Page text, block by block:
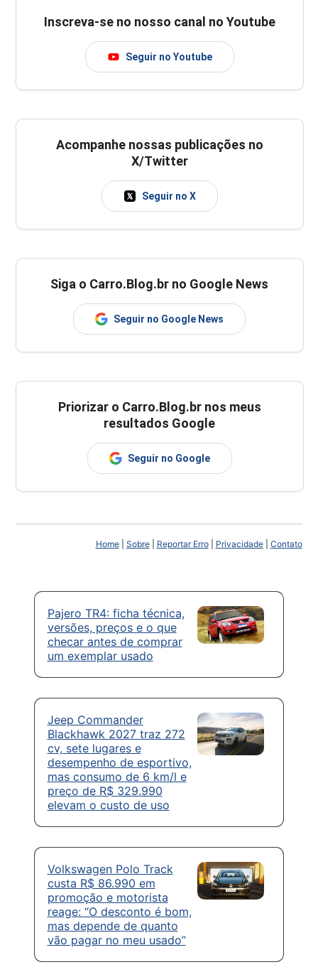
Inscreva-se no nosso canal no Youtube
Seguir no Youtube
Acompanhe nossas publicações no
X/Twitter
Seguir no X
Siga o Carro.Blog.br no Google News
Seguir no Google News
Priorizar o Carro.Blog.br nos meus
resultados Google
Seguir no Google
Home| Sobre| Reportar Erro| Privacidade| Contato
Pajero TR4: ficha técnica,
versões, preços e o que
checar antes de comprar
um exemplar usado
Jeep Commander
Blackhawk 2027 traz 272
cv, sete lugares e
desempenho de esportivo,
mas consumo de 6 km/l e
preço de R$ 329.990
elevam o custo de uso
Volkswagen Polo Track
custa R$ 86.990 em
promoção e motorista
reage: “O desconto é bom,
mas depende de quanto
vão pagar no meu usado”